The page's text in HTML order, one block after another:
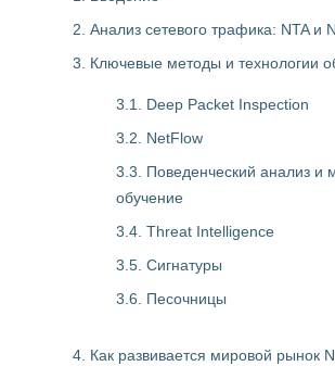
2. Анализ сетевого трафика: NTA и
3. Ключевые методы и технологии
3.1. Deep Packet Inspection
3.2. NetFlow
3.3. Поведенческий анализ и
обучение
3.4. Threat Intelligence
3.5. Сигнатуры
3.6. Песочницы
4. Как развивается мировой рынок